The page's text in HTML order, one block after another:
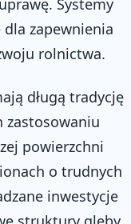
Systemy
zapewnienia
rolnictwa.
długą tradycję
zastosowaniu
powierzchni
o trudnych
inwestycje